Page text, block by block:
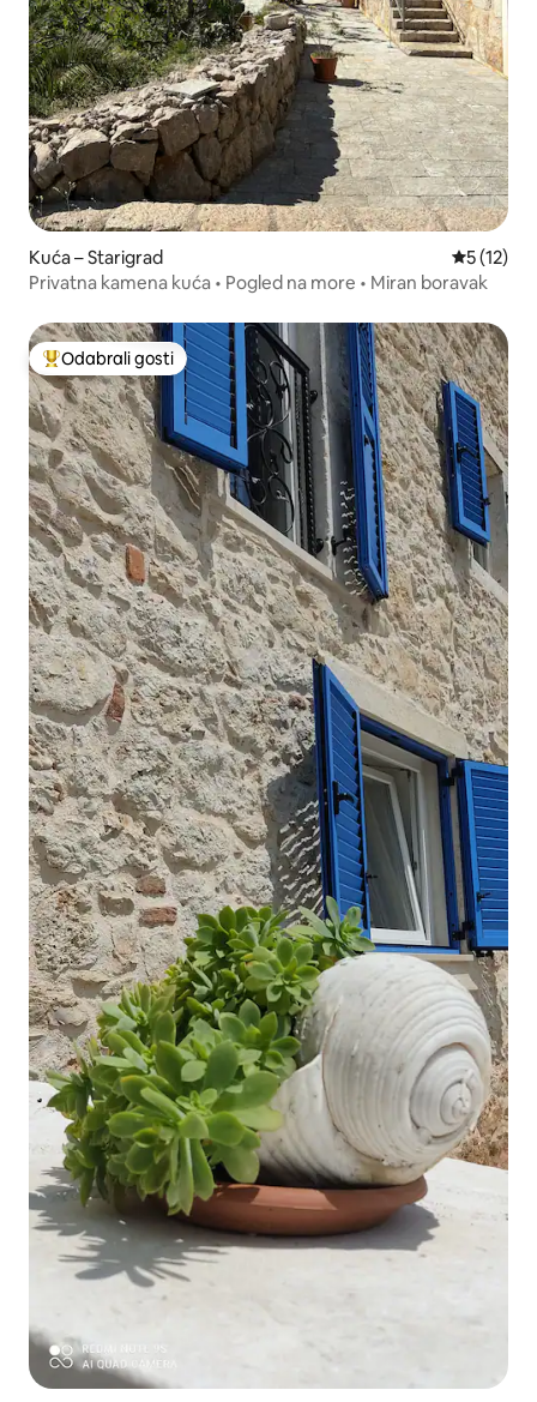
Kuća – Starigrad Prosječna
5 (12)
Privatna kamena kuća • Pogled na more • Miran boravak
Među najviše rangiranima s oznakom „Odabrali gosti”
Odabrali gosti